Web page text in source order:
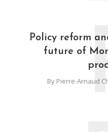
Policy reform
future of
By Pierre-Arnaud